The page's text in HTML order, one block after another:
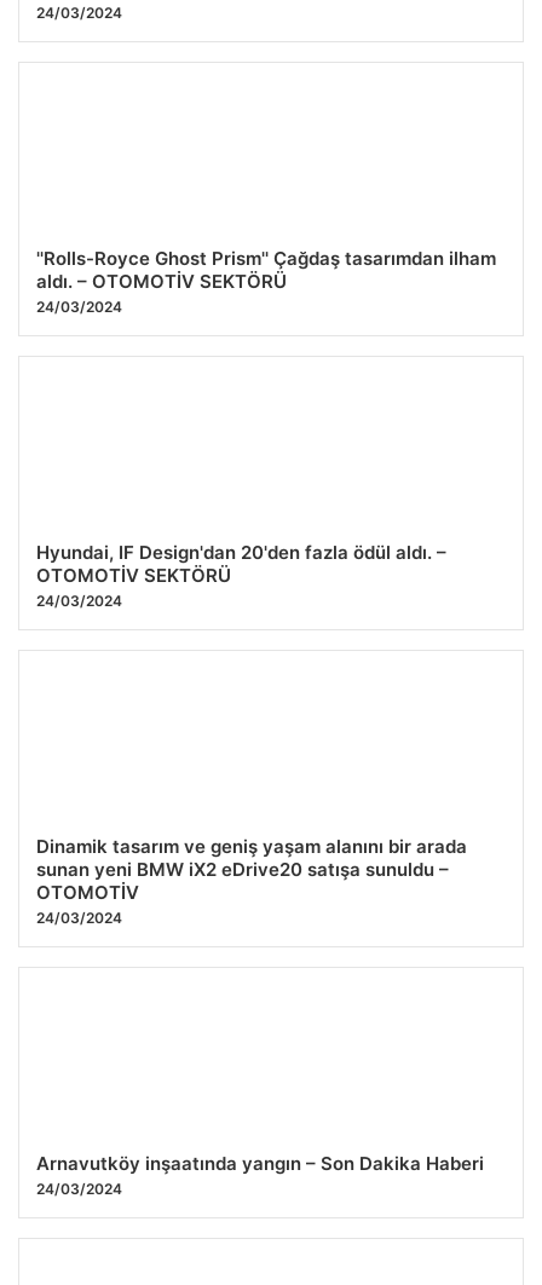
24/03/2024
''Rolls-Royce Ghost Prism'' Çağdaş tasarımdan ilham
aldı. – OTOMOTİV SEKTÖRÜ
24/03/2024
Hyundai, IF Design'dan 20'den fazla ödül aldı. –
OTOMOTİV SEKTÖRÜ
24/03/2024
Dinamik tasarım ve geniş yaşam alanını bir arada
sunan yeni BMW iX2 eDrive20 satışa sunuldu –
OTOMOTİV
24/03/2024
Arnavutköy inşaatında yangın – Son Dakika Haberi
24/03/2024